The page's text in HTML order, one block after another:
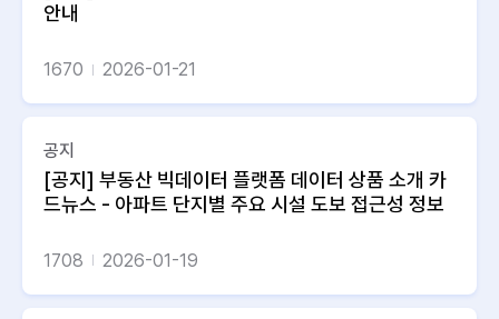
안내
1670 2026-01-21
공지
[공지] 부동산 빅데이터 플랫폼 데이터 상품 소개 카
드뉴스 - 아파트 단지별 주요 시설 도보 접근성 정보
1708 2026-01-19